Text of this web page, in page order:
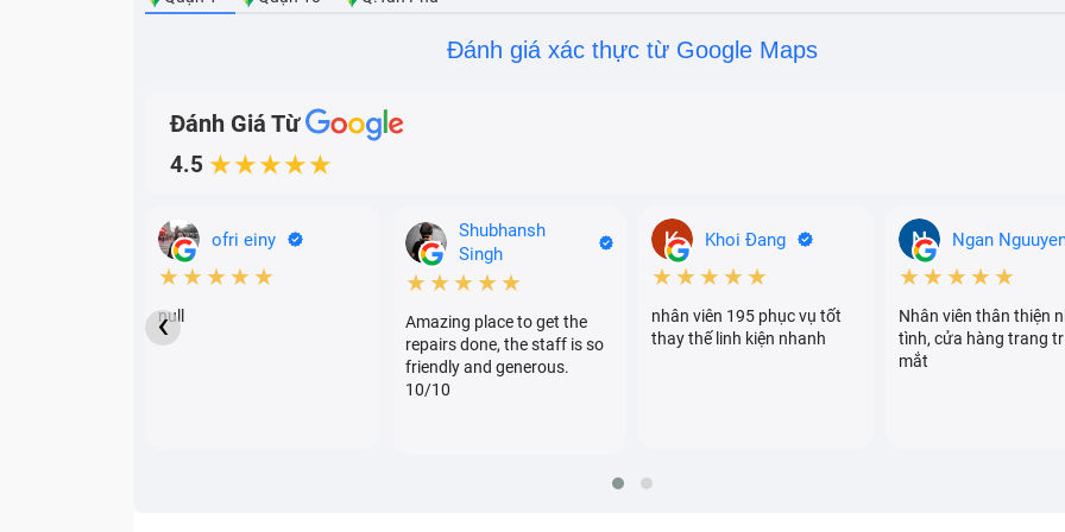
trung tâm sửa chữa máy tính để được khắc phục ngay, tránh để lan rộng sang các kinh kiện khác, để
Đánh giá xác thực từ Google Maps
Đánh Giá Từ
4.5 ★★★★★
ofri einy
★★★★★
null
Shubhansh
Singh
★★★★★
Amazing place to get the
repairs done, the staff is so
friendly and generous.
10/10
Khoi Đang
★★★★★
nhân viên 195 phục vụ tốt
thay thế linh kiện nhanh
Ngan
★★★★★
Nhân viên thân thiện
tình, cửa hàng trang
mắt
‹